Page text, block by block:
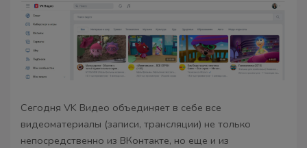
Сегодня VK Видео объединяет в себе все
видеоматериалы (записи, трансляции) не только
непосредственно из ВКонтакте, но еще и из